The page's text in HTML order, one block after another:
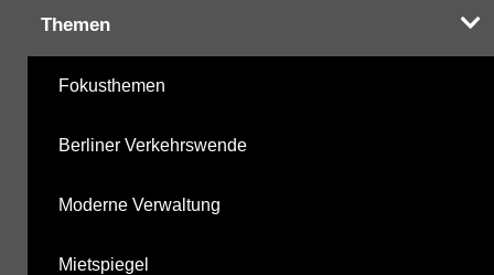
Themen
Fokusthemen
Berliner Verkehrswende
Moderne Verwaltung
Mietspiegel